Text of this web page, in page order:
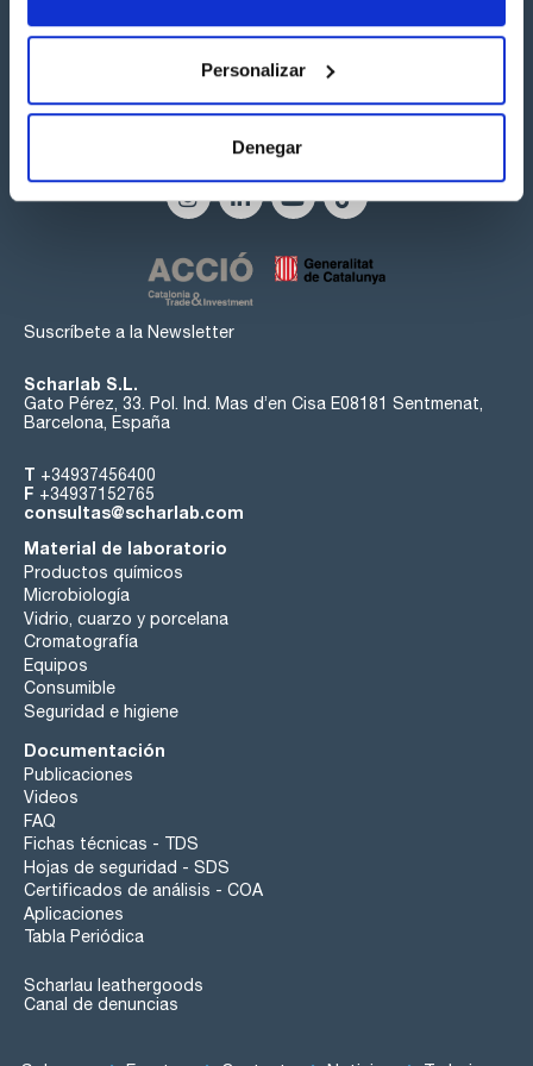
Personalizar
Denegar
Síguenos:
Suscríbete a la Newsletter
Scharlab S.L.
Gato Pérez, 33. Pol. Ind. Mas d’en Cisa E08181 Sentmenat,
Barcelona, España
T +34937456400
F +34937152765
consultas@scharlab.com
Material de laboratorio
Productos químicos
Microbiología
Vidrio, cuarzo y porcelana
Cromatografía
Equipos
Consumible
Seguridad e higiene
Documentación
Publicaciones
Videos
FAQ
Fichas técnicas - TDS
Hojas de seguridad - SDS
Certificados de análisis - COA
Aplicaciones
Tabla Periódica
Scharlau leathergoods
Canal de denuncias